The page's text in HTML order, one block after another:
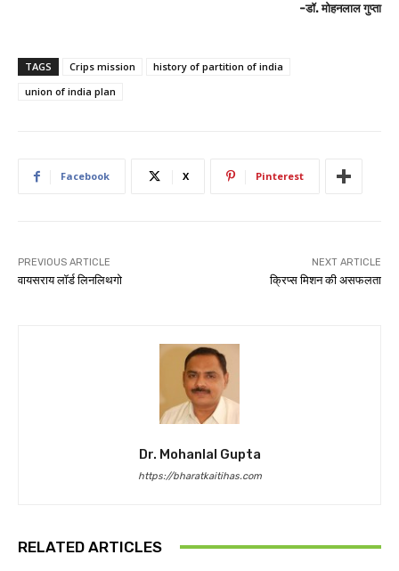
-डॉ. मोहनलाल गुप्ता
TAGS Crips mission
history of partition of india
union of india plan
Facebook X Pinterest
PREVIOUS ARTICLE
वायसराय लॉर्ड लिनलिथगो
NEXT ARTICLE
क्रिप्स मिशन की असफलता
Dr. Mohanlal Gupta
https://bharatkaitihas.com
RELATED ARTICLES